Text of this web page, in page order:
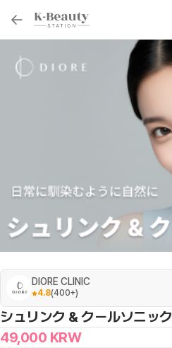
DIORE CLINIC
4.8(400+)
シュリンク & クールソニック
49,000 KRW